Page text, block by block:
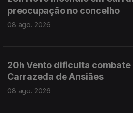
preocupação no concelho
08 ago. 2026
20h Vento dificulta combate
Carrazeda de Ansiães
08 ago. 2026